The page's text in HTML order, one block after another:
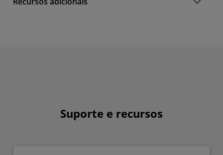
Suporte e recursos